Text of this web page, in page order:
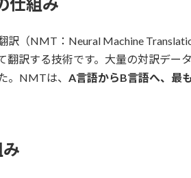
（NMT：Neural Machine
訳する技術です。大量の対訳デー
。NMTは、 A言語からB言語へ、最